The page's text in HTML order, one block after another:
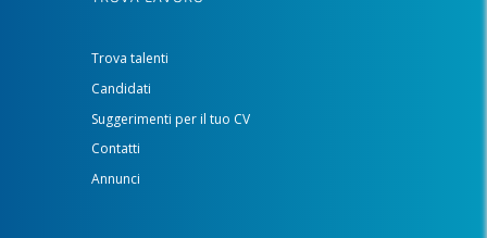
Trova talenti
Candidati
Suggerimenti per il tuo CV
Contatti
Annunci